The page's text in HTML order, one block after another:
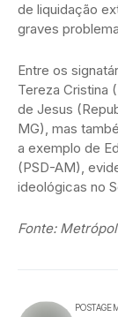
de liquidação
graves
Entre os
Tereza Cristina
de Jesus
MG), mas
a exemplo de
(PSD-AM),
ideológicas no
Fonte: